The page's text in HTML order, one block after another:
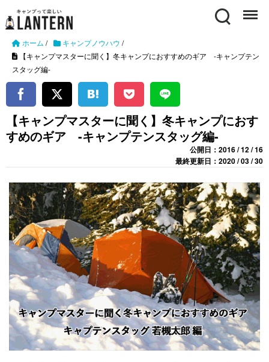
Search Menu
ホーム / キャンプノウハウ /
【キャンプマスターに聞く】冬キャンプにおすすめのギア -キャンプテン
スタッグ編-
【キャンプマスターに聞く】冬キャンプにおす
すめのギア -キャンプテンスタッグ編-
公開日：2016 / 12 / 16
最終更新日：2020 / 03 / 30